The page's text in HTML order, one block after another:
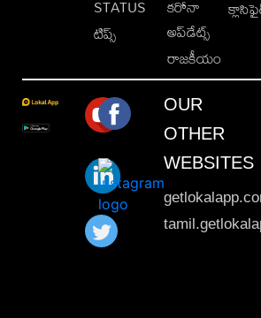
STATUS
టిప్స్
కరోనా
అప్‌డేట్స్
రాజకీయం
OUR
OTHER
WEBSITES